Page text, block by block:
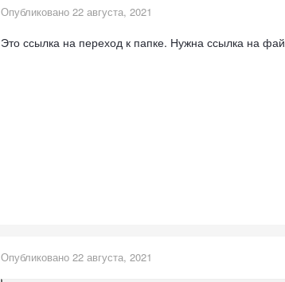
Опубликовано 22 августа, 2021
Это ссылка на переход к папке. Нужна ссылка на
Опубликовано 22 августа, 2021